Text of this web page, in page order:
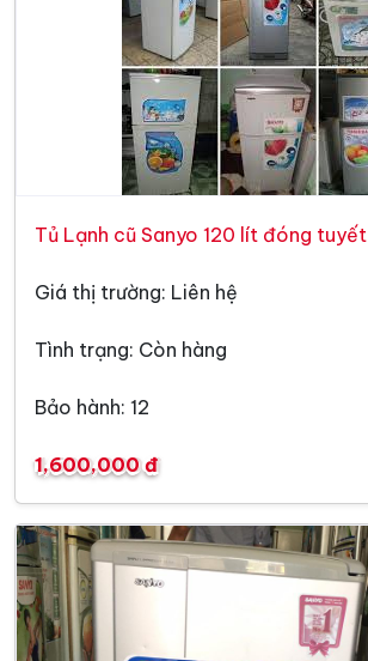
Tủ Lạnh cũ Sanyo 120 lít đóng tuyết
Giá thị trường: Liên hệ
Tình trạng: Còn hàng
Bảo hành: 12
1,600,000 đ